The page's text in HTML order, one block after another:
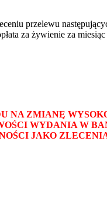
przelewu
za żywienie za
NA ZMIANĘ
WYDANIA W
JAKO